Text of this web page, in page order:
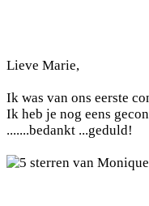
Lieve Marie,
Ik was van ons eerste
Ik heb je nog eens
.......bedankt ...geduld!